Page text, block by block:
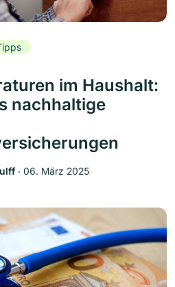
im Haushalt:
nachhaltige
‧ 06. März 2025